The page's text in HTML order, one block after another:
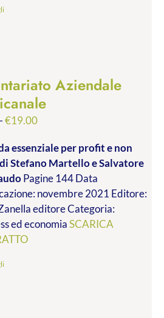
Aziendale
-€19.00Fascia
prezzo:
da
€9.99
a
€19.00
essenziale per profit e non
di Stefano Martello e Salvatore
Pagine 144 Data
novembre 2021 Editore:
editore Categoria:
ed economiaSCARICA